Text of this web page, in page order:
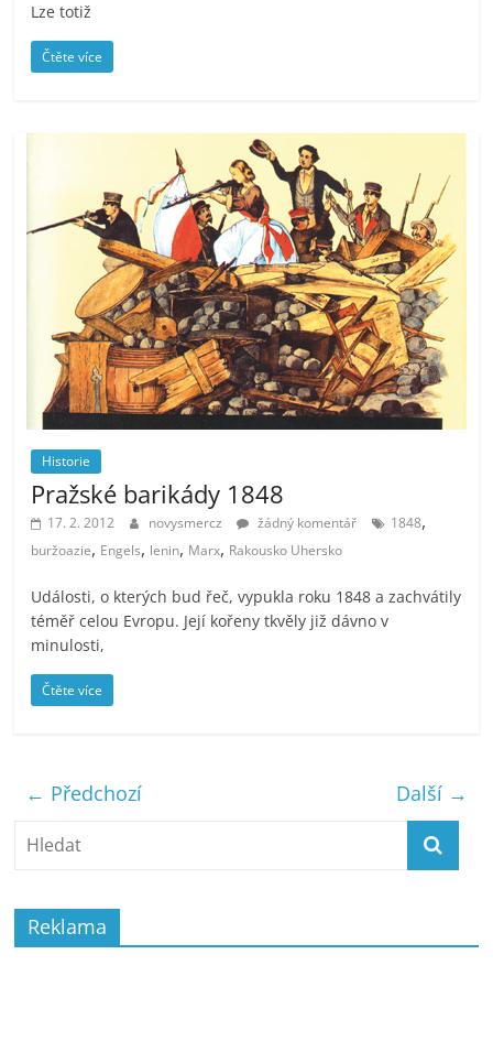
Lze totiž
Čtěte více
Historie
Pražské barikády 1848
17. 2. 2012 novysmercz žádný komentář 1848,
buržoazie, Engels, lenin, Marx, Rakousko Uhersko
Události, o kterých bud řeč, vypukla roku 1848 a zachvátily
téměř celou Evropu. Její kořeny tkvěly již dávno v
minulosti,
Čtěte více
← Předchozí Další →
Reklama